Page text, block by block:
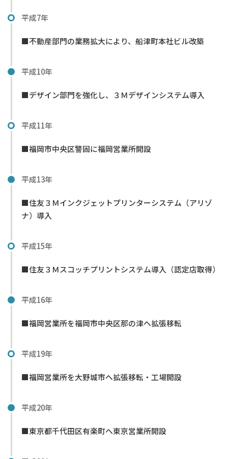
平成7年
■不動産部門の業務拡大により、船津町本社ビル改築
平成10年
■デザイン部門を強化し、３Ｍデザインシステム導入
平成11年
■福岡市中央区警固に福岡営業所開設
平成13年
■住友３Ｍインクジェットプリンターシステム（アリゾ
ナ）導入
平成15年
■住友３Ｍスコッチプリントシステム導入（認定店取得）
平成16年
■福岡営業所を福岡市中央区那の津へ拡張移転
平成19年
■福岡営業所を大野城市へ拡張移転・工場開設
平成20年
■東京都千代田区有楽町へ東京営業所開設